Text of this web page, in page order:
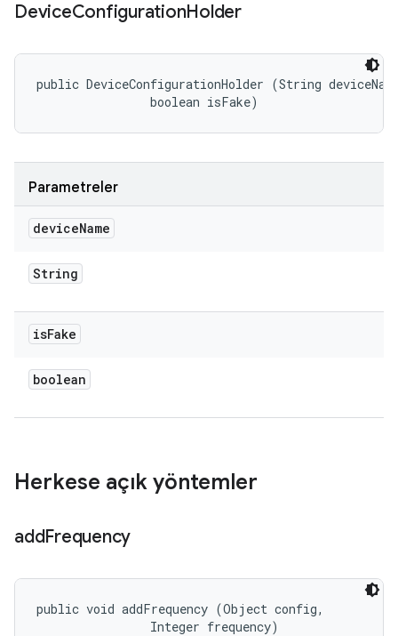
DeviceConfigurationHolder
public DeviceConfigurationHolder (String
                boolean isFake)
Parametreler
deviceName
String
isFake
boolean
Herkese açık yöntemler
addFrequency
public void addFrequency (Object config,
                Integer frequency)